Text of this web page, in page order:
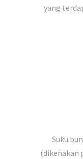
yang
Suku
(dikenakan